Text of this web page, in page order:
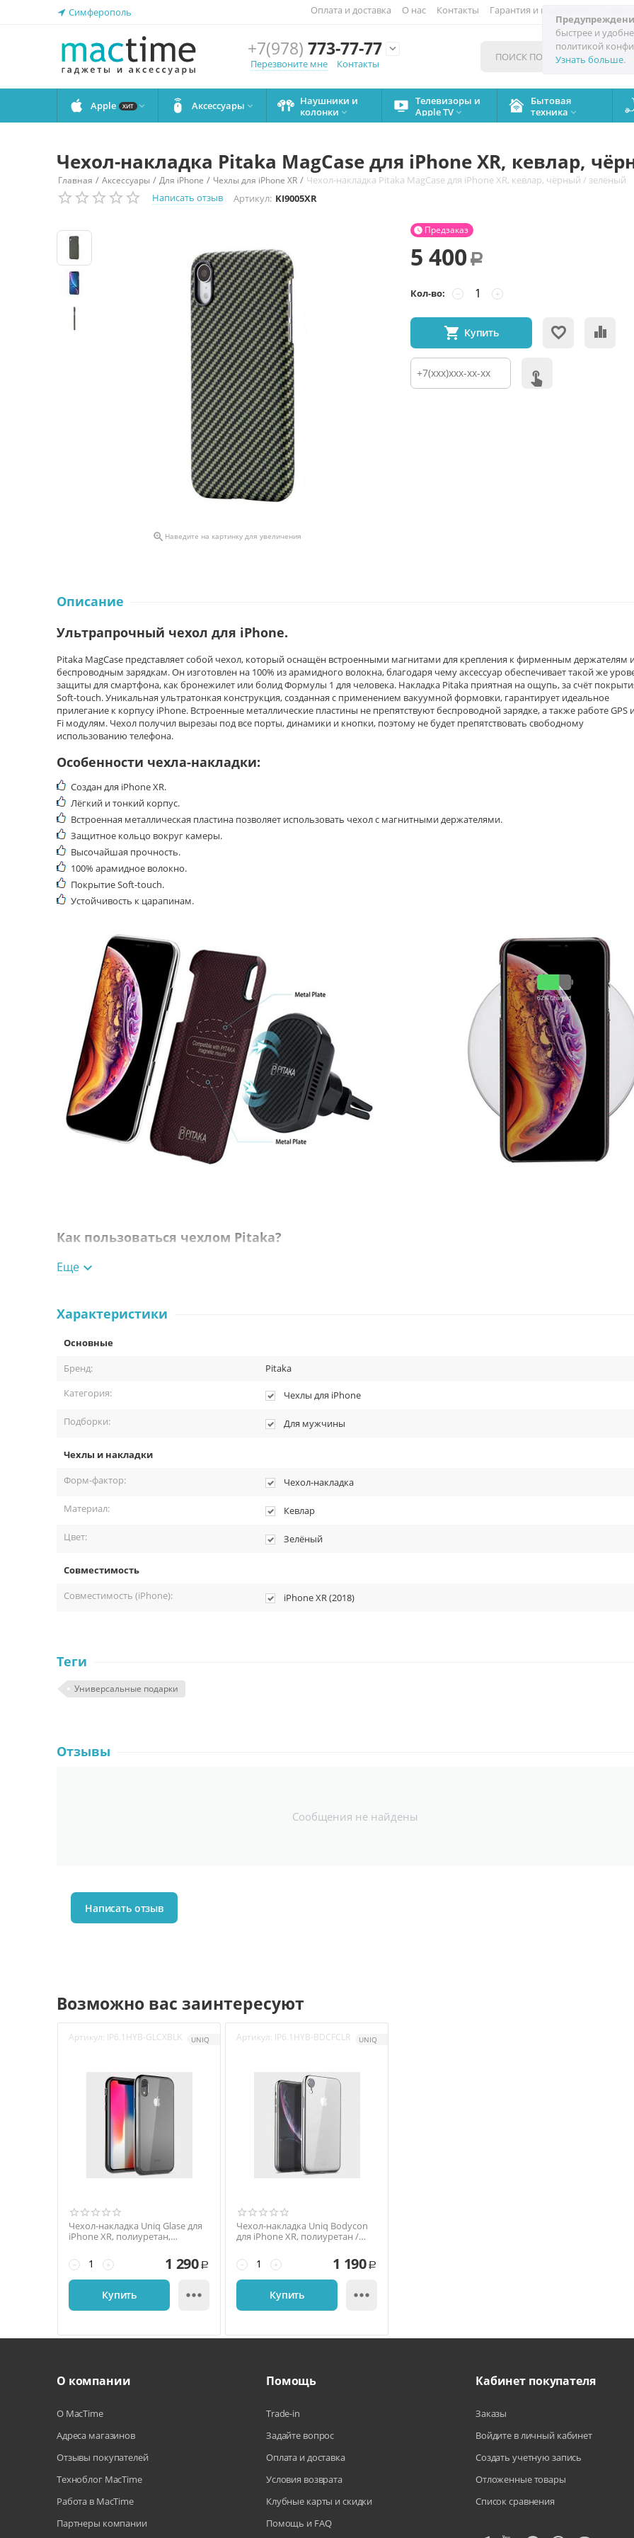
быстрее и
политикой
Узнать больше.
Симферополь Оплата и доставка О нас Контакты Гарантия и поддержка
+7(978) 773-77-77

Перезвоните мне
Контакты
Apple ХИТ  Аксессуары 
Наушники и
колонки 
Телевизоры и
Apple TV 
Бытовая
техника 
Чехол-накладка Pitaka MagCase для iPhone XR, кевлар,
Главная / Аксессуары / Для iPhone / Чехлы для iPhone XR / Чехол-накладка Pitaka MagCase для iPhone XR, кевлар, чёрный / зелёный
Написать отзыв
Артикул: KI9005XR
 Наведите на картинку для увеличения
Предзаказ

5 400 Р
Кол-во: +
−
Купить
Описание
Ультрапрочный чехол для iPhone.
Pitaka MagCase представляет собой чехол, который оснащён встроенными магнитами для крепления к фирменным держателям
беспроводным зарядкам. Он изготовлен на 100% из арамидного волокна, благодаря чему аксессуар обеспечивает такой же
защиты для смартфона, как бронежилет или болид Формулы 1 для человека. Накладка Pitaka приятная на ощупь, за счёт
Soft-touch. Уникальная ультратонкая конструкция, созданная с применением вакуумной формовки, гарантирует идеальное
прилегание к корпусу iPhone. Встроенные металлические пластины не препятствуют беспроводной зарядке, а также работе GPS
Fi модулям. Чехол получил вырезаы под все порты, динамики и кнопки, поэтому не будет препятствовать свободному
использованию телефона.
Особенности чехла-накладки:
Создан для iPhone XR.
Лёгкий и тонкий корпус.
Встроенная металлическая пластина позволяет использовать чехол с магнитными держателями.
Защитное кольцо вокруг камеры.
Высочайшая прочность.
100% арамидное волокно.
Покрытие Soft-touch.
Устойчивость к царапинам.
Как пользоваться чехлом Pitaka?
Протрите ваш гаджет салфеткой от пыли и грязи.
Наденьте кейс на устройство.
Упаковка.
Еще 
Характеристики
Основные
Бренд:
Pitaka
Категория:
Чехлы для iPhone
Подборки: Для мужчины
Чехлы и накладки
Форм-фактор:
Чехол-накладка
Материал: Кевлар
Цвет: Зелёный
Совместимость
Совместимость (iPhone):
iPhone XR (2018)
Теги
Универсальные подарки
Отзывы
Сообщения не найдены
Написать отзыв
Возможно вас заинтересуют
Артикул: IP6.1HYB-GLCXBLK UNIQ
Чехол-накладка Uniq Glase для
iPhone XR, полиуретан,
+
− 1 290 Р
Купить 
Артикул: IP6.1HYB-BDCFCLR UNIQ
Чехол-накладка Uniq Bodycon
для iPhone XR, полиуретан /
+
− 1 190 Р
Купить 
О компании
О MacTime
Адреса магазинов
Отзывы покупателей
Техноблог MacTime
Работа в MacTime
Партнеры компании
Помощь
Trade-in
Задайте вопрос
Оплата и доставка
Условия возврата
Клубные карты и скидки
Помощь и FAQ
Кабинет покупателя
Заказы
Войдите в личный кабинет
Создать учетную запись
Отложенные товары
Список сравнения